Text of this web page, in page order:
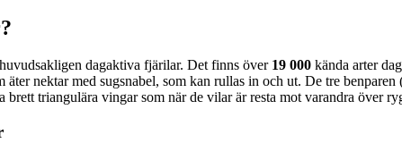
dagaktiva fjärilar. Det finns över 19 000 kända arter
äter nektar med sugsnabel, som kan rullas in och ut. De tre
brett triangulära vingar som när de vilar är resta mot varandra över